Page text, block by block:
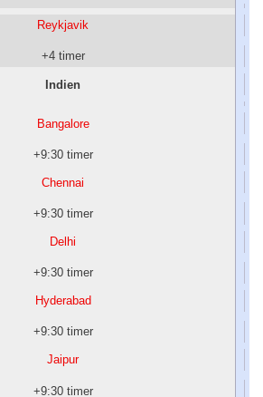
Reykjavik
+4 timer
Indien
Bangalore
+9:30 timer
Chennai
+9:30 timer
Delhi
+9:30 timer
Hyderabad
+9:30 timer
Jaipur
+9:30 timer